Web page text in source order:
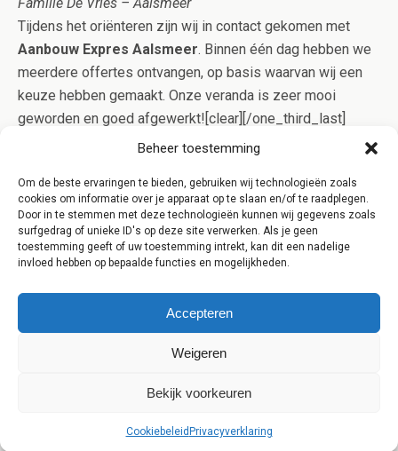
Beheer toestemming
Om de beste ervaringen te bieden, gebruiken wij technologieën zoals
cookies om informatie over je apparaat op te slaan en/of te raadplegen.
Door in te stemmen met deze technologieën kunnen wij gegevens zoals
surfgedrag of unieke ID's op deze site verwerken. Als je geen
toestemming geeft of uw toestemming intrekt, kan dit een nadelige
invloed hebben op bepaalde functies en mogelijkheden.
Accepteren
Weigeren
Bekijk voorkeuren
Cookiebeleid Privacyverklaring
Tijdens het oriënteren zijn wij in contact gekomen met
Aanbouw Expres Aalsmeer. Binnen één dag hebben we
meerdere offertes ontvangen, op basis waarvan wij een
keuze hebben gemaakt. Onze veranda is zeer mooi
geworden en goed afgewerkt![clear][/one_third_last]
[clear] [content-highlight]Aanbouw Expres werkt alleen
in bezit zijn van het Kluskeurmerk. Op deze manier bent u
verzekerd van kwaliteit en controle op het werk![/content-
highlight]
Terug naar boven
Mobiel Desktop